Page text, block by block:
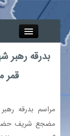
بدرقه رهبر
قمر
مراسم بدرقه
مضجع شریف